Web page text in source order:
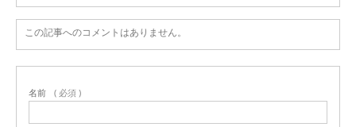
この記事へのコメントはありません。
名前 ( 必須 )